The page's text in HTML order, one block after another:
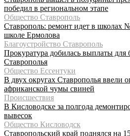
победил в региональном этапе
Общество Ставрополь
Ставрополь: ремонт идет в школах
школе Ермолова
Благоустройство Ставрополь
Прокуратура добилась выплаты
Ставрополья
Общество Ессентуки
В двух округах Ставрополья ввели
африканской чумы свиней
Происшествия
В Кисловодске за полгода
вывесок
Общество Кисловодск
Ставропольский край поднялся на